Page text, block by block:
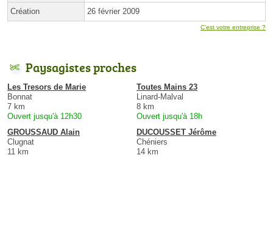
Création 26 février 2009
C'est votre entreprise ?
Paysagistes proches
Les Tresors de Marie
Bonnat
7 km
Ouvert jusqu'à 12h30
Toutes Mains 23
Linard-Malval
8 km
Ouvert jusqu'à 18h
GROUSSAUD Alain
Clugnat
11 km
DUCOUSSET Jérôme
Chéniers
14 km